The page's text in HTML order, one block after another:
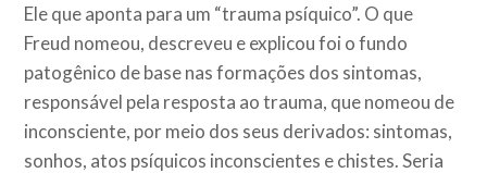
Ele que aponta para um “trauma psíquico”. O que
Freud nomeou, descreveu e explicou foi o fundo
patogênico de base nas formações dos sintomas,
responsável pela resposta ao trauma, que nomeou de
inconsciente, por meio dos seus derivados: sintomas,
sonhos, atos psíquicos inconscientes e chistes. Seria